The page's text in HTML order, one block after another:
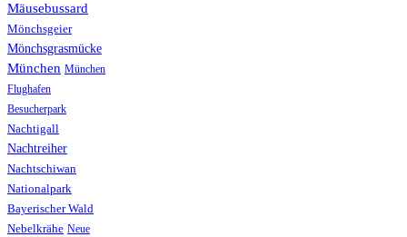
Mäusebussard
Mönchsgeier
Mönchsgrasmücke
München München
Flughafen
Besucherpark
Nachtigall
Nachtreiher
Nachtschiwan
Nationalpark
Bayerischer Wald
Nebelkrähe Neue